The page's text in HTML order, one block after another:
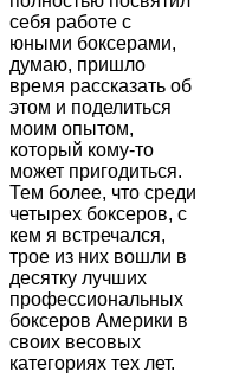
себя работе с
юными боксерами,
думаю, пришло
время рассказать об
этом и поделиться
моим опытом,
который кому-то
может пригодиться.
Тем более, что среди
четырех боксеров, с
кем я встречался,
трое из них вошли в
десятку лучших
профессиональных
боксеров Америки в
своих весовых
категориях тех лет.